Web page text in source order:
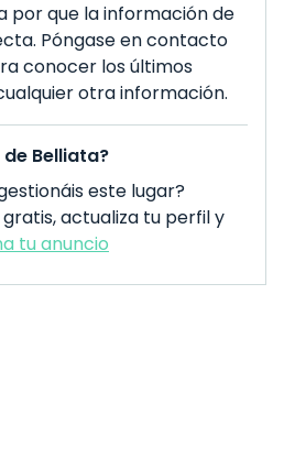
por que la información de
Póngase en contacto
conocer los últimos
otra información.
Belliata?
este lugar?
actualiza tu perfil y
tu anuncio